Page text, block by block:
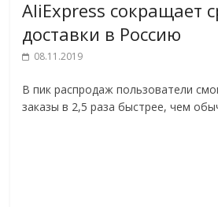
AliExpress сокращает
доставки в Россию
08.11.2019
В пик распродаж пользователи
заказы в 2,5 раза быстрее, чем